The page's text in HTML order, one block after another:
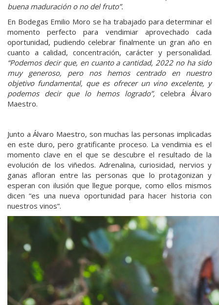
buena maduración o no del fruto”.
En Bodegas Emilio Moro se ha trabajado para determinar el
momento perfecto para vendimiar aprovechado cada
oportunidad, pudiendo celebrar finalmente un gran año en
cuanto a calidad, concentración, carácter y personalidad.
“Podemos decir que, en cuanto a cantidad, 2022 no ha sido
muy generoso, pero nos hemos centrado en nuestro
objetivo fundamental, que es ofrecer un vino excelente, y
podemos decir que lo hemos logrado”, celebra Álvaro
Maestro.
Junto a Álvaro Maestro, son muchas las personas implicadas
en este duro, pero gratificante proceso. La vendimia es el
momento clave en el que se descubre el resultado de la
evolución de los viñedos. Adrenalina, curiosidad, nervios y
ganas afloran entre las personas que lo protagonizan y
esperan con ilusión que llegue porque, como ellos mismos
dicen “es una nueva oportunidad para hacer historia con
nuestros vinos”.